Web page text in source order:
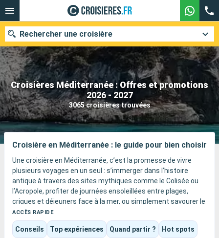
Croisières Méditerranée : Offres et promotions
2026 - 2027
3065 croisières trouvées
Rechercher une croisière
Nos destinations
Mois de départ
Ports Compagnies
Rechercher
Croisière en Méditerranée : le guide pour bien choisir
Une croisière en Méditerranée, c’est la promesse de vivre
plusieurs voyages en un seul : s’immerger dans l’histoire
antique à travers des sites mythiques comme le Colisée ou
l’Acropole, profiter de journées ensoleillées entre plages,
criques et déjeuners face à la mer, ou simplement savourer le
plaisir d’un navire pensé pour toute la famille.
Selon l’itinéraire et le bateau choisis, l’expérience peut être
culturelle, gastronomique, balnéaire ou résolument tournée
ACCÈS RAPIDE
Conseils Top expériences Quand partir ? Hot spots